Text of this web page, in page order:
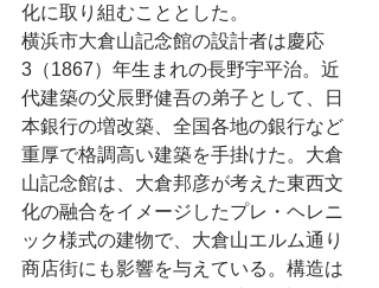
化に取り組むこととした。
横浜市大倉山記念館の設計者は慶応
3（1867）年生まれの長野宇平治。近
代建築の父辰野健吾の弟子として、日
本銀行の増改築、全国各地の銀行など
重厚で格調高い建築を手掛けた。大倉
山記念館は、大倉邦彦が考えた東西文
化の融合をイメージしたプレ・ヘレニ
ック様式の建物で、大倉山エルム通り
商店街にも影響を与えている。構造は